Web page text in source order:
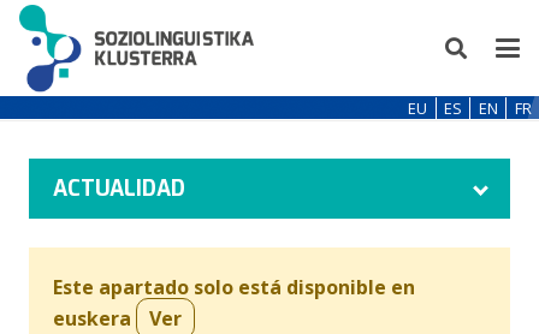
EU ES EN FR
ACTUALIDAD
Este apartado solo está disponible en
euskera
Ver